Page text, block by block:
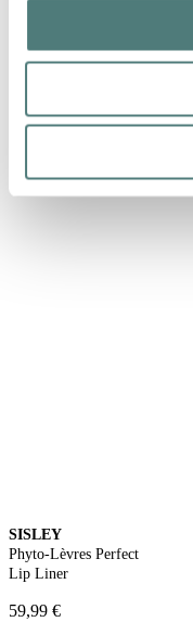
SISLEY
Phyto-Lèvres Perfect
Lip Liner
59,99 €